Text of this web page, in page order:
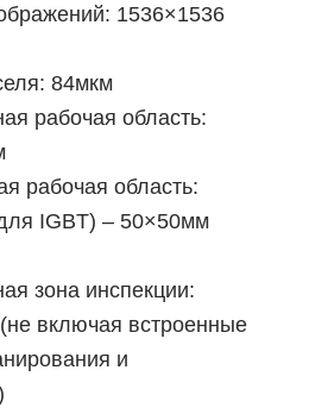
1536×1536
84мкм
рабочая область:
рабочая область:
IGBT) – 50×50мм
зона инспекции:
включая встроенные
и